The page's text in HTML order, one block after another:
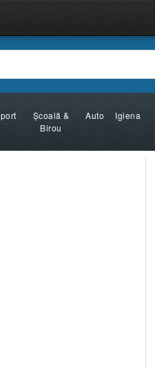
Şcoală &
Birou
Auto Igiena